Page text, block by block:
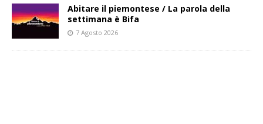
Abitare il piemontese / La parola della
settimana è Bifa
7 Agosto 2026